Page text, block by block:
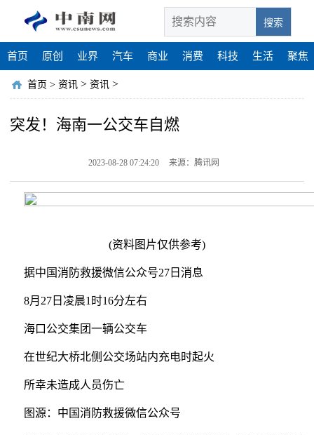
搜索
首页 原创 业界 汽车 商业 消费 科技 生活 聚焦
首页 > 资讯 > 资讯 >
突发！海南一公交车自燃
2023-08-28 07:24:20 来源：腾讯网
(资料图片仅供参考)
据中国消防救援微信公众号27日消息
8月27日凌晨1时16分左右
海口公交集团一辆公交车
在世纪大桥北侧公交场站内充电时起火
所幸未造成人员伤亡
图源：中国消防救援微信公众号